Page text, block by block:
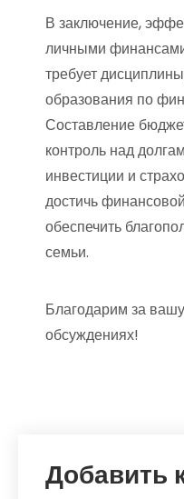
В заключение,
личными
требует
образования по
Составление
контроль над
инвестиции и
достичь
обеспечить
семьи.
Благодарим за
обсуждениях!
Добавить